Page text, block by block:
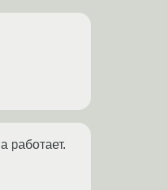
работает.